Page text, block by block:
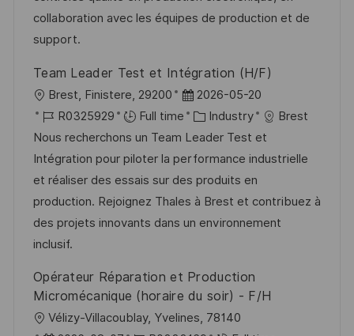
n D
a
e
o
r
collaboration avec les équipes de production et de
support.
Team Leader Test et Intégration (H/F)
L
o
c
a
t
i
o
n
Brest, Finistere, 29200
P
o
s
t
e
d
D
e
2026-05-20
J
o
b
I
d
R0325929 Full time
C
a
t
e
g
o
Industry
Brest
Nous recherchons un Team Leader Test et
Intégration pour piloter la performance industrielle
et réaliser des essais sur des produits en
production. Rejoignez Thales à Brest et contribuez à
des projets innovants dans un environnement
inclusif.
Opérateur Réparation et Production
Micromécanique (horaire du soir) - F/H
L
Vélizy-Villacoublay, Yvelines, 78140